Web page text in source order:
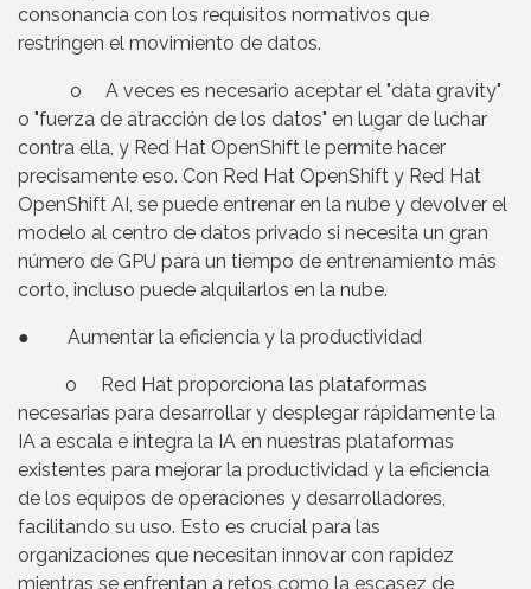
consonancia con los requisitos normativos que
restringen el movimiento de datos.
o A veces es necesario aceptar el "data gravity"
o "fuerza de atracción de los datos" en lugar de luchar
contra ella, y Red Hat OpenShift le permite hacer
precisamente eso. Con Red Hat OpenShift y Red Hat
OpenShift AI, se puede entrenar en la nube y devolver el
modelo al centro de datos privado si necesita un gran
número de GPU para un tiempo de entrenamiento más
corto, incluso puede alquilarlos en la nube.
● Aumentar la eficiencia y la productividad
o Red Hat proporciona las plataformas
necesarias para desarrollar y desplegar rápidamente la
IA a escala e integra la IA en nuestras plataformas
existentes para mejorar la productividad y la eficiencia
de los equipos de operaciones y desarrolladores,
facilitando su uso. Esto es crucial para las
organizaciones que necesitan innovar con rapidez
mientras se enfrentan a retos como la escasez de